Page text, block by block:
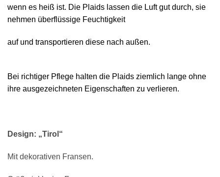
wenn es heiß ist. Die Plaids lassen die Luft gut durch, sie
nehmen überflüssige Feuchtigkeit
auf und transportieren diese nach außen.
Bei richtiger Pflege halten die Plaids ziemlich lange ohne
ihre ausgezeichneten Eigenschaften zu verlieren.
Design: „Tirol“
Mit dekorativen Fransen.